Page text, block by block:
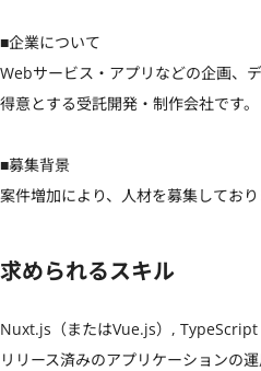
■企業について
Webサービス・アプリなどの企画、
得意とする受託開発・制作会社です。
■募集背景
案件増加により、人材を募集しており
求められるスキル
Nuxt.js（またはVue.js）,
リリース済みのアプリケーションの